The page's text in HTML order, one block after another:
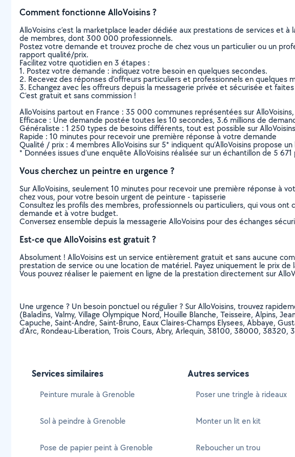
Comment fonctionne AlloVoisins ?
AlloVoisins c’est la marketplace leader dédiée aux prestations de services et
de membres, dont 300 000 professionnels.
Postez votre demande et trouvez proche de chez vous un particulier ou un
rapport qualité/prix.
Facilitez votre quotidien en 3 étapes :
1. Postez votre demande : indiquez votre besoin en quelques secondes.
2. Recevez des réponses d’offreurs particuliers et professionnels en quelques
3. Echangez avec les offreurs depuis la messagerie privée et sécurisée et
C’est gratuit et sans commission !
AlloVoisins partout en France : 35 000 communes représentées sur
Efficace : Une demande postée toutes les 10 secondes, 3.6 millions de
Généraliste : 1 250 types de besoins différents, tout est possible sur
Rapide : 10 minutes pour recevoir une première réponse à votre demande
Qualité / prix : 4 membres AlloVoisins sur 5* indiquent qu’AlloVoisins propose
* Données issues d’une enquête AlloVoisins réalisée sur un échantillon de 5
Vous cherchez un peintre en urgence ?
Sur AlloVoisins, seulement 10 minutes pour recevoir une première réponse à
chez vous, pour votre besoin urgent de peinture - tapisserie
Consultez les profils des membres, professionnels ou particuliers, qui vous
demande et à votre budget.
Conversez ensemble depuis la messagerie AlloVoisins pour des échanges
Est-ce que AlloVoisins est gratuit ?
Absolument ! AlloVoisins est un service entièrement gratuit et sans aucune
prestation de service ou une location de matériel. Payez uniquement le prix
Vous pouvez réaliser le paiement en ligne de la prestation directement sur
Une urgence ? Un besoin ponctuel ou régulier ? Sur AlloVoisins, trouvez
(Baladins, Valmy, Village Olympique Nord, Houille Blanche, Teisseire, Alpins,
Capuche, Saint-Andre, Saint-Bruno, Eaux Claires-Champs Elysees, Abbaye,
d'Arc, Rondeau-Liberation, Trois Cours, Abry, Arlequin, 38100, 38000,
Services similaires
Peinture murale à Grenoble
Sol à peindre à Grenoble
Pose de papier peint à Grenoble
Autres services
Poser une tringle à rideaux
Monter un lit en kit
Reboucher un trou